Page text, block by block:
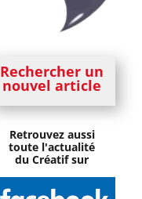
Rechercher un
nouvel article
Retrouvez aussi
toute l'actualité
du Créatif sur